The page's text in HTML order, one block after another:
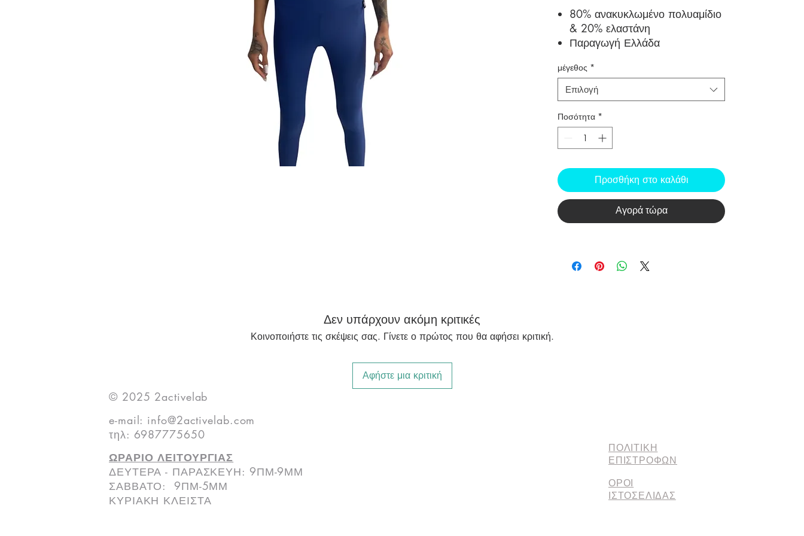
Έκπτωσης
80% ανακυκλωμένο πολυαμίδιο
& 20% ελαστάνη
Παραγωγή Ελλάδα
κολακευτικό σχέδιο
Χωρίς σίδερο
Πλύσιμο στους 30 βαθμούς
μέγεθος *
Επιλογή
Ποσότητα *
Προσθήκη στο καλάθι
Αγορά τώρα
Δεν υπάρχουν ακόμη κριτικές
Κοινοποιήστε τις σκέψεις σας. Γίνετε ο πρώτος που θα αφήσει κριτική.
Αφήστε μια κριτική
© 2025 2activelab
e-mail: info@2activelab.com
τηλ: 6987775650
ΩΡΑΡΙΟ ΛΕΙΤΟΥΡΓΙΑΣ
ΔΕΥΤΕΡΑ - ΠΑΡΑΣΚΕΥΗ: 9ΠΜ-9ΜΜ
ΣΑΒΒΑΤΟ: 9ΠΜ-5ΜΜ
ΚΥΡΙΑΚΗ ΚΛΕΙΣΤΑ
ΠΟΛΙΤΙΚΗ
ΕΠΙΣΤΡΟΦΩΝ
ΟΡΟΙ
ΙΣΤΟΣΕΛΙΔΑΣ